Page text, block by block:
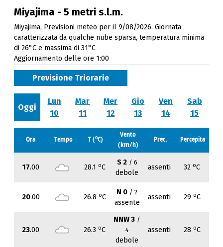
Miyajima - 5 metri s.l.m.
Miyajima, Previsioni meteo per il 9/08/2026. Giornata
caratterizzata da qualche nube sparsa, temperatura minima
di 26°C e massima di 31°C
Aggiornamento delle ore 1:00
Previsione Triorarie
Oggi
Lun
10
Mar
11
Mer
12
Gio
13
Ven
14
Sab
15
Ora Tempo T (oC)
Vento
(km/h)
Prec. Percepita
17.00 28.1 oC
S 2 / 6
debole
assenti 32 oC
20.00 26.8 oC
N 0 / 2
assente
assenti 29 oC
23.00 26.3 oC
NNW 3 /
4
debole
assenti 28 oC